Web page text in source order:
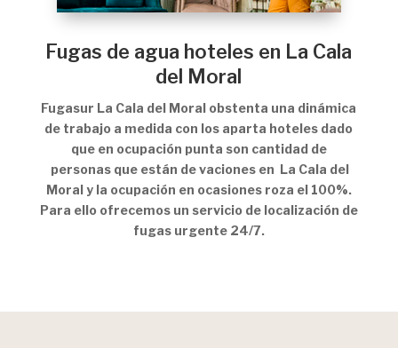
Fugas de agua hoteles en La Cala
del Moral
Fugasur La Cala del Moral obstenta una dinámica
de trabajo a medida con los aparta hoteles dado
que en ocupación punta son cantidad de
personas que están de vaciones en La Cala del
Moral y la ocupación en ocasiones roza el 100%.
Para ello ofrecemos un servicio de localización de
fugas urgente 24/7.